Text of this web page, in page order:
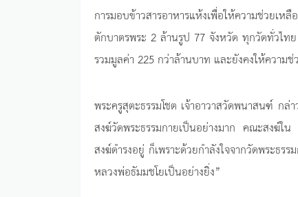
การมอบข้าวสารอาหารแห้งเพื่อให้ความช่วยเ
ตักบาตรพระ 2 ล้านรูป 77 จังหวัด ทุกวัดทั่วไท
รวมมูลค่า 225 กว่าล้านบาท และยังคงให้ความ
พระครูสุตะธรรมโชต เจ้าอาวาสวัดพนาสนฑ์
สงฆ์วัดพระธรรมกายเป็นอย่างมาก คณะสงฆ์ใ
สงฆ์ดำรงอยู่ ก็เพราะด้วยกำลังใจจากวัดพระธ
หลวงพ่อธัมมชโยเป็นอย่างยิ่ง”